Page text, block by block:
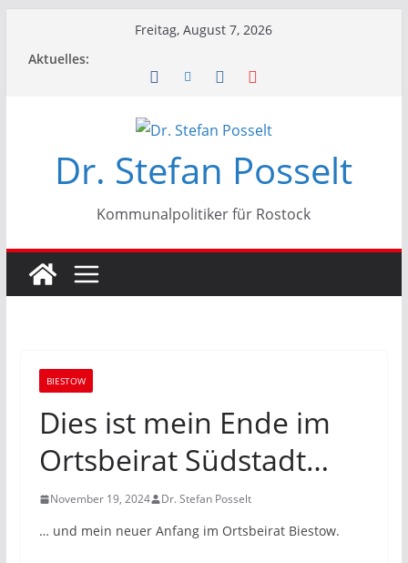
Freitag, August 7, 2026
Aktuelles:
Dr. Stefan Posselt
Kommunalpolitiker für Rostock
BIESTOW
Dies ist mein Ende im
Ortsbeirat Südstadt…
November 19, 2024 Dr. Stefan Posselt
… und mein neuer Anfang im Ortsbeirat Biestow.